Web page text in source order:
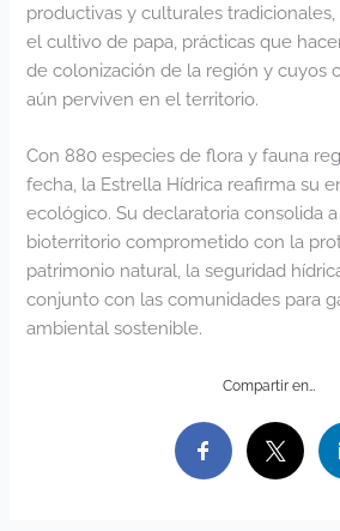
productivas y culturales
el cultivo de papa, prácticas que
de colonización de la región y cuyos
aún perviven en el territorio.
Con 880 especies de flora y fauna
fecha, la Estrella Hídrica reafirma su
ecológico. Su declaratoria consolida
bioterritorio comprometido con la
patrimonio natural, la seguridad
conjunto con las comunidades para
ambiental sostenible.
Compartir en…